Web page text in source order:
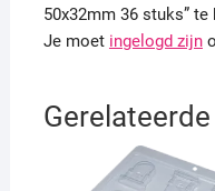
50x32mm 36 stuks” te
Je moet ingelogd zijn